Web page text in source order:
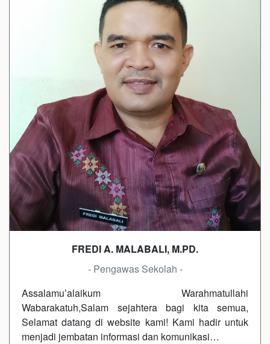
FREDI A. MALABALI, M.PD.
- Pengawas Sekolah -
Assalamu’alaikum Warahmatullahi
Wabarakatuh,Salam sejahtera bagi kita semua,
Selamat datang di website kami! Kami hadir untuk
menjadi jembatan informasi dan komunikasi…